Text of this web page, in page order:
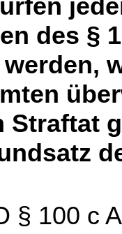
des §
Straftat
§ 100 c